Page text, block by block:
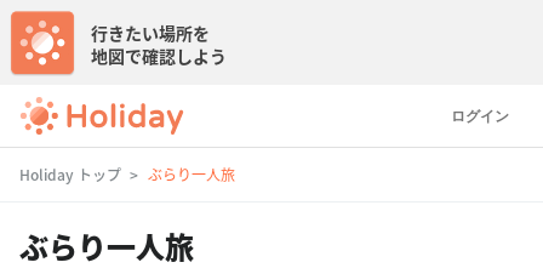
ログイン
行きたい場所を
地図で確認しよう
Holiday トップ ぶらり一人旅
ぶらり一人旅